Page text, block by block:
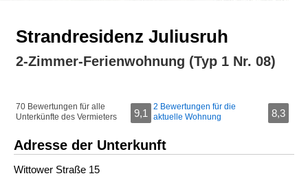
Strandresidenz Juliusruh
2-Zimmer-Ferienwohnung (Typ 1 Nr. 08)
70 Bewertungen für alle
Unterkünfte des Vermieters
9,1
2 Bewertungen für die
aktuelle Wohnung
8,3
Adresse der Unterkunft
Wittower Straße 15